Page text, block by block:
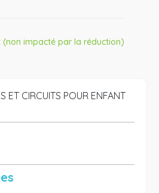
(non impacté par la réduction)
ET CIRCUITS POUR ENFANT